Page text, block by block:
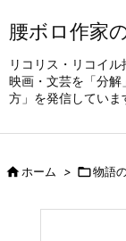
腰ボロ作家
リコリス・リコイ
映画・文芸を「分解
方」を発信していま
ホーム > 物語